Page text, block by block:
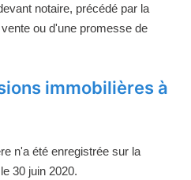
notaire, précédé par la
ou d'une promesse de
immobilières à
n'a été enregistrée sur la
30 juin 2020.